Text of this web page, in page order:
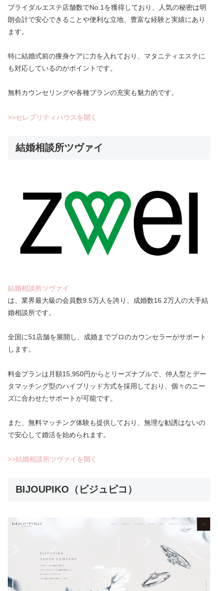
ブライダルエステ店舗数でNo.1を獲得しており、人気の秘密は明
朗会計で安心できることや便利な立地、豊富な経験と実績にあり
ます。
特に結婚式前の痩身ケアに力を入れており、マタニティエステに
も対応しているのがポイントです。
無料カウンセリングや各種プランの充実も魅力的です。
>>セレブリティハウスを開く
結婚相談所ツヴァイ
結婚相談所ツヴァイ
は、業界最大級の会員数9.5万人を誇り、成婚数16.2万人の大手結
婚相談所です。
全国に51店舗を展開し、成婚までプロのカウンセラーがサポート
します。
料金プランは月額15,950円からとリーズナブルで、仲人型とデー
タマッチング型のハイブリッド方式を採用しており、個々のニー
ズに合わせたサポートが可能です。
また、無料マッチング体験も提供しており、無理な勧誘はないの
で安心して婚活を始められます。
>>結婚相談所ツヴァイを開く
BIJOUPIKO（ビジュピコ）